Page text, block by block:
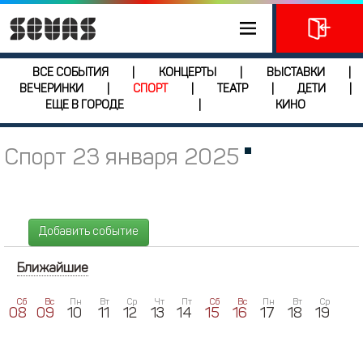
ВСЕ СОБЫТИЯ КОНЦЕРТЫ ВЫСТАВКИ
ВЕЧЕРИНКИ
СПОРТ ТЕАТР ДЕТИ
ЕЩЕ В ГОРОДЕ
КИНО
Спорт 23 января 2025
Добавить событие
Ближайшие
Сб
08
Вс
09
Пн
10
Вт
11
Ср
12
Чт
13
Пт
14
Сб
15
Вс
16
Пн
17
Вт
18
Ср
19